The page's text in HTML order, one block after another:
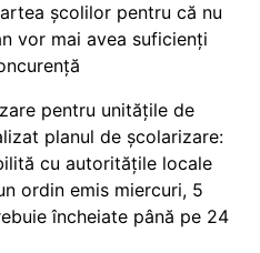
școlilor pentru că nu
vor mai avea suficienți
pentru unitățile de
planul de școlarizare:
cu autoritățile locale
ordin emis miercuri, 5
încheiate până pe 24